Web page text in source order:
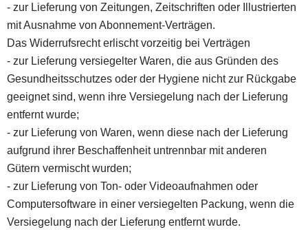
- zur Lieferung von Zeitungen, Zeitschriften oder Illustrierten
mit Ausnahme von Abonnement-Verträgen.
Das Widerrufsrecht erlischt vorzeitig bei Verträgen
- zur Lieferung versiegelter Waren, die aus Gründen des
Gesundheitsschutzes oder der Hygiene nicht zur Rückgabe
geeignet sind, wenn ihre Versiegelung nach der Lieferung
entfernt wurde;
- zur Lieferung von Waren, wenn diese nach der Lieferung
aufgrund ihrer Beschaffenheit untrennbar mit anderen
Gütern vermischt wurden;
- zur Lieferung von Ton- oder Videoaufnahmen oder
Computersoftware in einer versiegelten Packung, wenn die
Versiegelung nach der Lieferung entfernt wurde.